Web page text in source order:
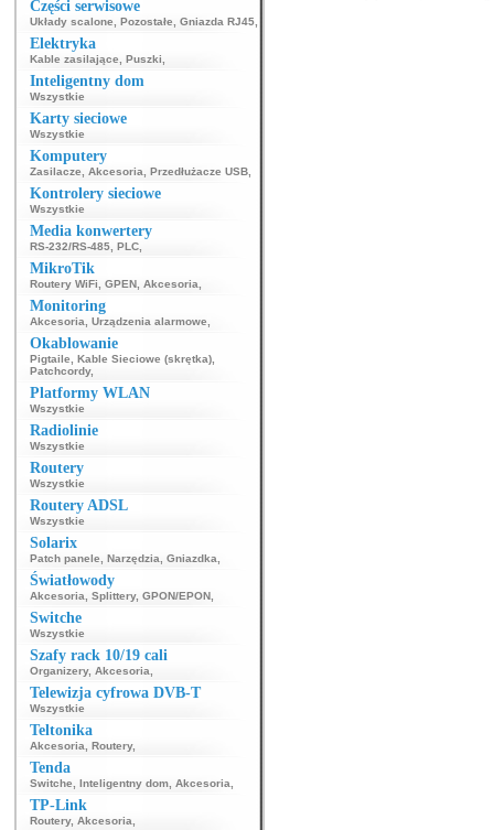
Części serwisowe
Układy scalone Pozostałe Gniazda RJ45
Elektryka
Kable zasilające Puszki
Inteligentny dom
Wszystkie
Karty sieciowe
Wszystkie
Komputery
Zasilacze Akcesoria Przedłużacze USB
Kontrolery sieciowe
Wszystkie
Media konwertery
RS-232/RS-485 PLC
MikroTik
Routery WiFi GPEN Akcesoria
Monitoring
Akcesoria Urządzenia alarmowe
Okablowanie
Pigtaile Kable Sieciowe (skrętka)
Patchcordy,
Platformy WLAN
Wszystkie
Radiolinie
Wszystkie
Routery
Wszystkie
Routery ADSL
Wszystkie
Solarix
Patch panele Narzędzia Gniazdka
Światłowody
Akcesoria Splittery, GPON/EPON
Switche
Wszystkie
Szafy rack 10/19 cali
Organizery, Akcesoria
Telewizja cyfrowa DVB-T
Wszystkie
Teltonika
Akcesoria Routery,
Tenda
Switche Inteligentny dom Akcesoria
TP-Link
Routery, Akcesoria